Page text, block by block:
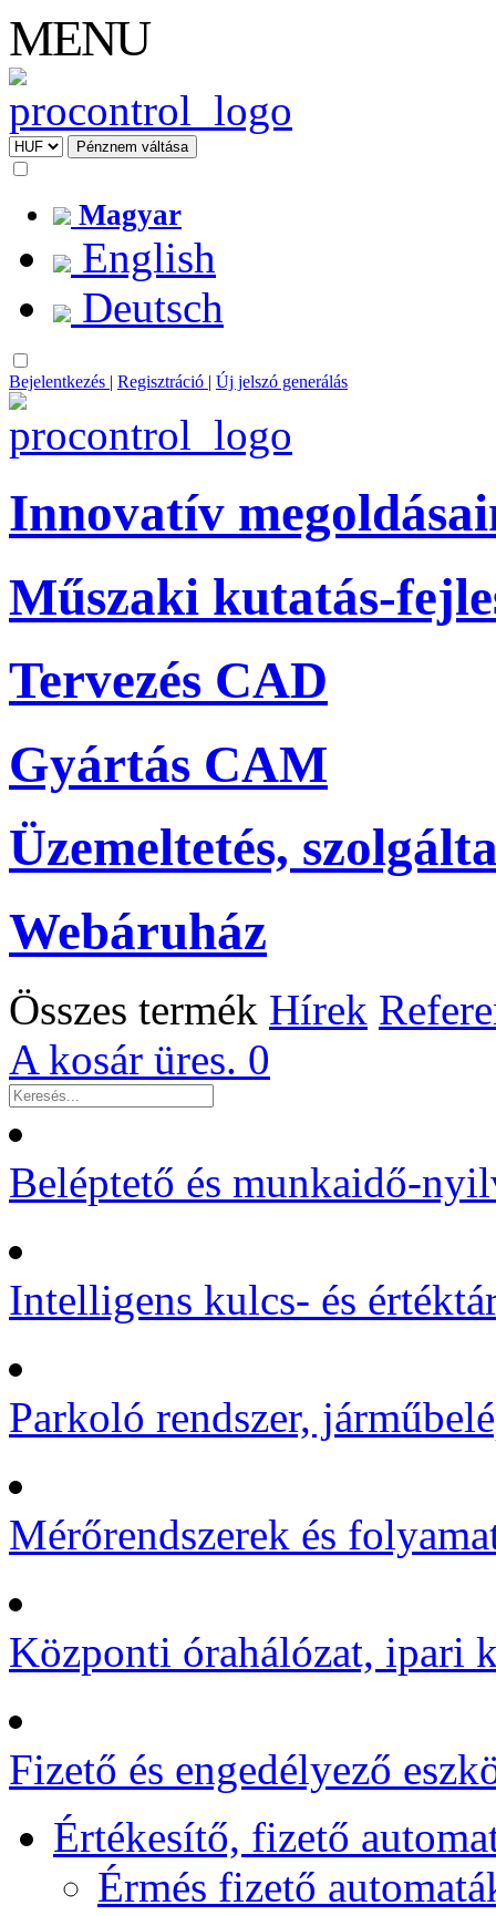
MENU
Magyar
English
Deutsch
Bejelentkezés | Regisztráció | Új jelszó generálás
Innovatív
Műszaki kutatás-
Tervezés CAD
Gyártás CAM
Üzemeltetés,
Webáruház
Összes termék Hírek
A kosár üres. 0
Beléptető és munkaidő-
Intelligens kulcs- és
Parkoló rendszer,
Mérőrendszerek és
Központi órahálózat, ipari
Fizető és engedélyező
Értékesítő, fizető
Érmés fizető